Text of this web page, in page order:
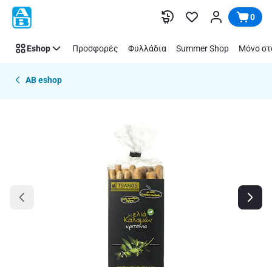
Παράλειψη 0
Eshop Προσφορές Φυλλάδια Summer Shop Μόνο
AB eshop